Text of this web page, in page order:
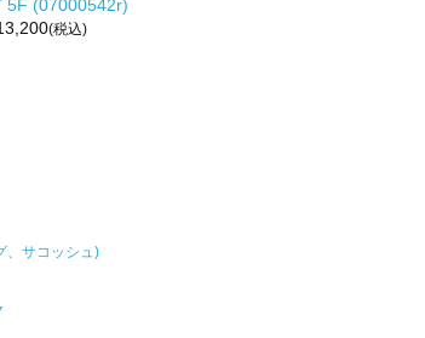
5F (07000542r)
(税込)
、サコッシュ)